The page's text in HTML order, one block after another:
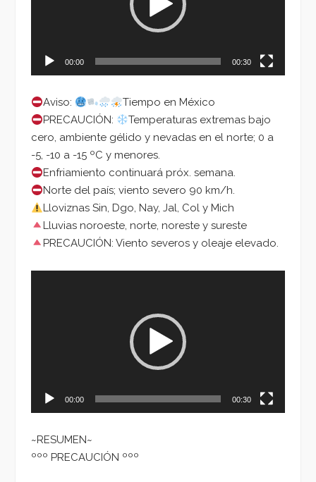
00:00 00:30
Aviso:
Tiempo en México
PRECAUCIÓN:
Temperaturas extremas bajo
cero, ambiente gélido y nevadas en el norte; 0 a
-5, -10 a -15 ºC y menores.
Enfriamiento continuará próx. semana.
Norte del país; viento severo 90 km/h.
Lloviznas Sin, Dgo, Nay, Jal, Col y Mich
Lluvias noroeste, norte, noreste y sureste
PRECAUCIÓN: Viento severos y oleaje elevado.
00:00 00:30
~RESUMEN~
ººº PRECAUCIÓN ººº